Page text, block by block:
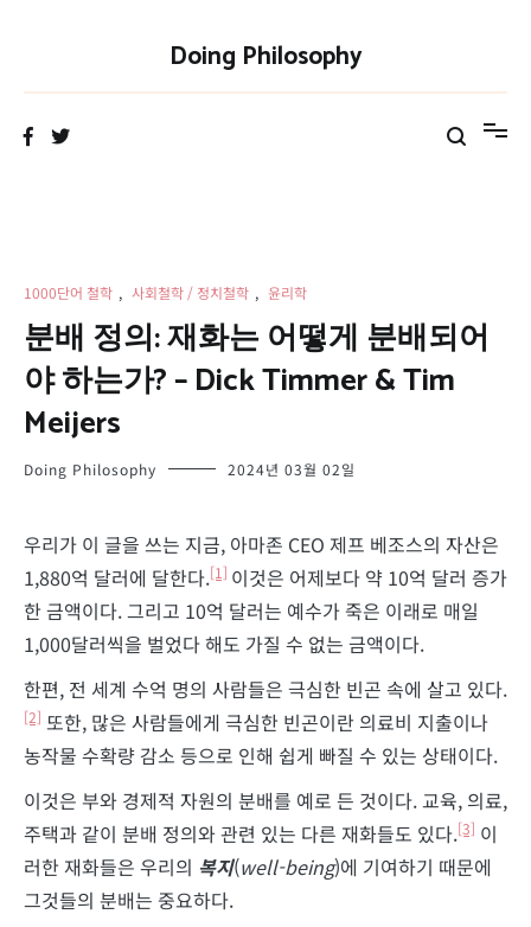
Doing Philosophy
1000단어 철학 , 사회철학 / 정치철학 , 윤리학
분배 정의: 재화는 어떻게 분배되어
야 하는가? – Dick Timmer & Tim
Meijers
Doing Philosophy 2024년 03월 02일
우리가 이 글을 쓰는 지금, 아마존 CEO 제프 베조스의 자산은
1,880억 달러에 달한다.[1] 이것은 어제보다 약 10억 달러 증가
한 금액이다. 그리고 10억 달러는 예수가 죽은 이래로 매일
1,000달러씩을 벌었다 해도 가질 수 없는 금액이다.
한편, 전 세계 수억 명의 사람들은 극심한 빈곤 속에 살고 있다.
[2] 또한, 많은 사람들에게 극심한 빈곤이란 의료비 지출이나
농작물 수확량 감소 등으로 인해 쉽게 빠질 수 있는 상태이다.
이것은 부와 경제적 자원의 분배를 예로 든 것이다. 교육, 의료,
주택과 같이 분배 정의와 관련 있는 다른 재화들도 있다.[3] 이
러한 재화들은 우리의 복지(well-being)에 기여하기 때문에
그것들의 분배는 중요하다.